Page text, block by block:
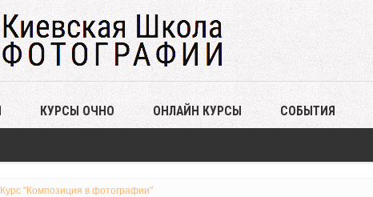
КУРСЫ ОЧНО ОНЛАЙН КУРСЫ СОБЫТИЯ
Курс "Композиция в фотографии"